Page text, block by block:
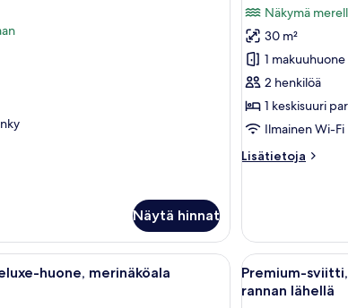
Näytä hinnat
huonetyypin
Kahden
hengen
standard-
huone,
merinäköala
Näkymä
30 m²
1 makuuhuone
2 henkilöä
1 keskisuuri
Ilmainen Wi-Fi
Lisätietoja
Lisätietoja
huone,
merinäköala
Hotellihuone, jossa on parveke, jolta avautuu näkymä
huone, merinäköala
Avaa
kaikki
8
Premium-sviitti,
rannan lähellä